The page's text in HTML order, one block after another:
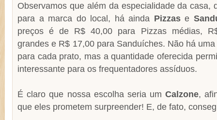
Observamos que além da especialidade da casa,
para a marca do local, há ainda Pizzase
preços é de R$ 40,00 para Pizzas médias,
grandes e R$ 17,00 para Sanduíches. Não há
para cada prato, mas a quantidade oferecida
interessante para os frequentadores assíduos.
É claro que nossa escolha seria umCalzone,
que eles prometem surpreender! E, de fato,